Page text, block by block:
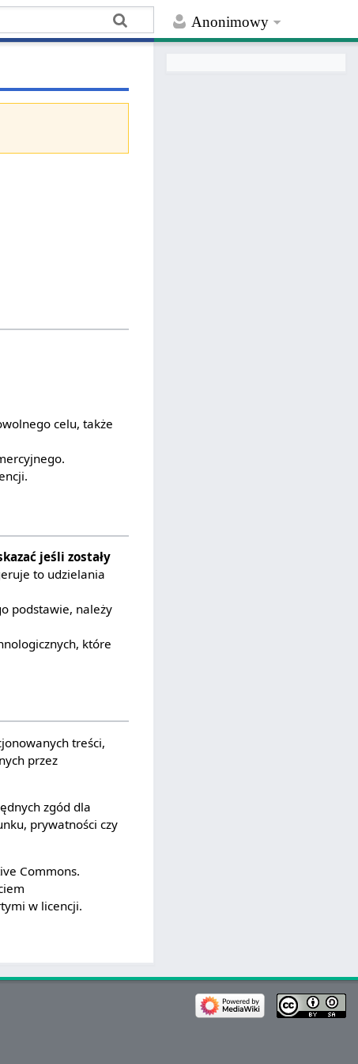
Anonimowy
celu, także
jeśli zostały
to udzielania
podstawie, należy
które
treści,
przez
zgód dla
prywatności czy
Commons.
w licencji.